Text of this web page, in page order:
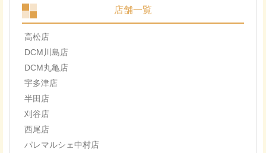
店舗一覧
高松店
DCM川島店
DCM丸亀店
宇多津店
半田店
刈谷店
西尾店
パレマルシェ中村店